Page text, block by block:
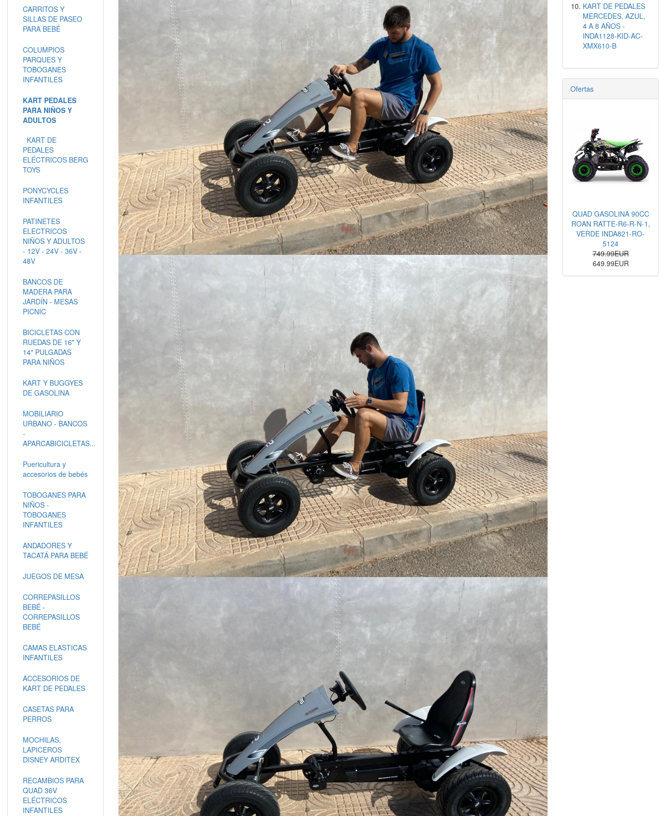
CARRITOS Y
SILLAS DE PASEO
PARA BEBÉ
COLUMPIOS
PARQUES Y
TOBOGANES
INFANTILES
KART PEDALES
PARA NIÑOS Y
ADULTOS
KART DE
PEDALES
ELÉCTRICOS BERG
TOYS
PONYCYCLES
INFANTILES
PATINETES
ELECTRICOS
NIÑOS Y ADULTOS
- 12V - 24V - 36V -
48V
BANCOS DE
MADERA PARA
JARDÍN - MESAS
PICNIC
BICICLETAS CON
RUEDAS DE 16" Y
14" PULGADAS
PARA NIÑOS
KART Y BUGGYES
DE GASOLINA
MOBILIARIO
URBANO - BANCOS
-
APARCABICICLETAS...
Puericultura y
accesorios de bebés
TOBOGANES PARA
NIÑOS -
TOBOGANES
INFANTILES
ANDADORES Y
TACATÁ PARA BEBÉ
JUEGOS DE MESA
CORREPASILLOS
BEBÉ -
CORREPASILLOS
BEBÉ
CAMAS ELASTICAS
INFANTILES
ACCESORIOS DE
KART DE PEDALES
CASETAS PARA
PERROS
MOCHILAS,
LAPICEROS
DISNEY ARDITEX
RECAMBIOS PARA
QUAD 36V
ELÉCTRICOS
INFANTILES
KART DE PEDALES
MERCEDES, AZUL,
4 A 8 AÑOS -
INDA1128-KID-AC-
XMX610-B
Ofertas
QUAD GASOLINA 90CC
ROAN RATTE-R6-R-N-1,
VERDE INDA821-RO-
5124
749.99EUR
649.99EUR